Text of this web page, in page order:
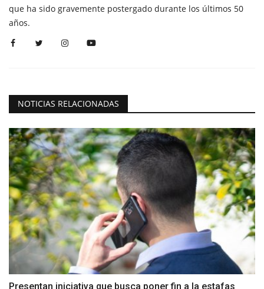
que ha sido gravemente postergado durante los últimos 50
años.
NOTICIAS RELACIONADAS
Presentan iniciativa que busca poner fin a la estafas